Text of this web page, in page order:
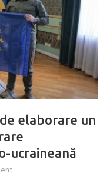
elaborare un
ucraineană